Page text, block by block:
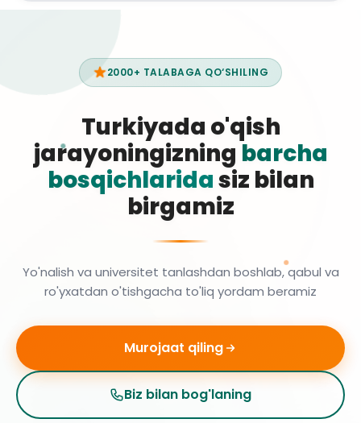
2000+ TALABAGA QO‘SHILING
Turkiyada o'qish
jarayoningizning barcha
bosqichlaridasiz bilan
birgamiz
Yo'nalish va universitet tanlashdan boshlab, qabul va
ro'yxatdan o'tishgacha to'liq yordam beramiz
Murojaat qiling
Biz bilan bog'laning